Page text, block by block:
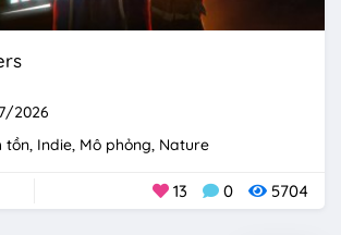
2026
tồn Indie Mô phỏng Nature
13 0 5704